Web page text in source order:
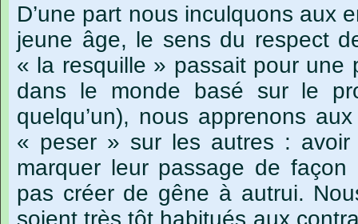
D’une part nous inculquons aux
jeune âge, le sens du respect
« la resquille » passait pour une
dans
le monde basé sur le
quelqu’un), nous apprenons aux
« peser » sur les autres : avoir
marquer leur passage de façon
pas créer de gêne à autrui.
soient très tôt habitués aux